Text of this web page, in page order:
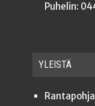
Puhelin:
YLEISTÄ